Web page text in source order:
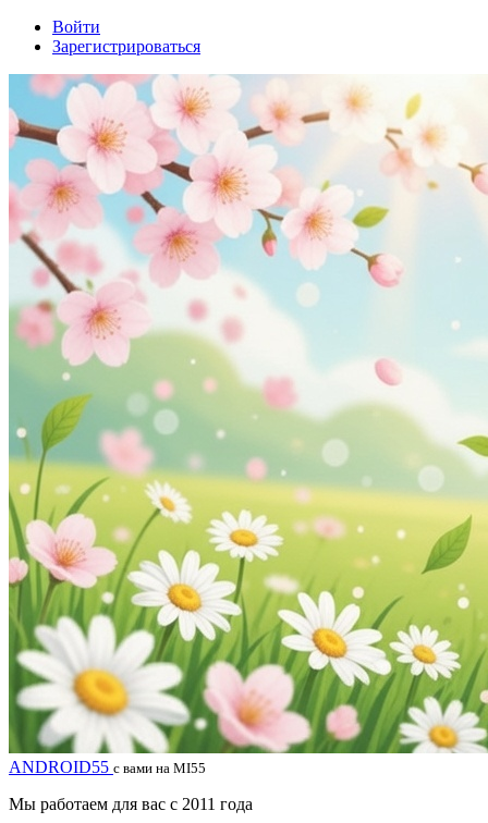
Войти
Зарегистрироваться
ANDROID55 с вами на MI55
Мы работаем для вас с 2011 года